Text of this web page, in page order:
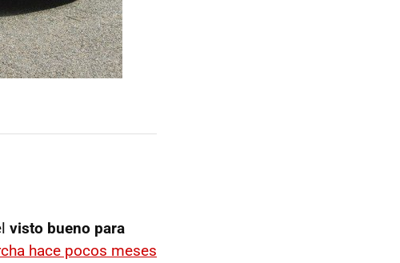
visto bueno para
hace pocos meses